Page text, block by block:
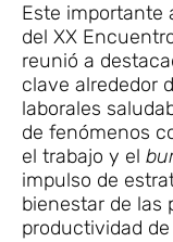
Este importante
del XX
reunió a
clave alrededor
laborales
de fenómenos
el trabajo y el
impulso de
bienestar de las
productividad